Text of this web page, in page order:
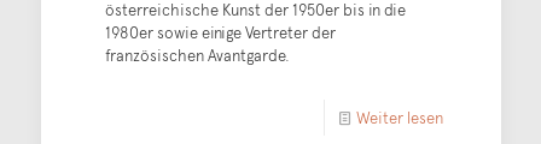
österreichische Kunst der 1950er bis in die
1980er sowie einige Vertreter der
französischen Avantgarde.
Weiter lesen